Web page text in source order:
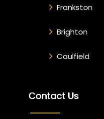
Brighton
Caulfield
Frankston
Contact Us